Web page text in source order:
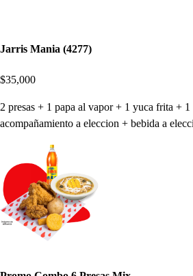
Jarris Mania (4277)
$35,000
2 presas + 1 papa al vapor + 1 yuca frita +
acompañamiento a eleccion + bebida a